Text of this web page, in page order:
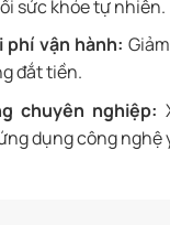
sức khỏe tự nhiên.
phí vận hành:
đắt tiền.
chuyên nghiệp:
dụng công nghệ